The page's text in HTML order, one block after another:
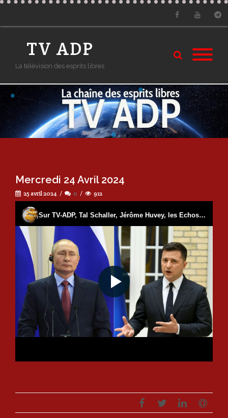
TV ADP
La télévision des esprits libres
Mercredi 24 Avril 2024
25 avril 2024 0 912